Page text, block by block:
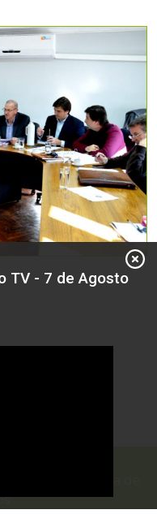
de la Provincia de
TV - 7 de Agosto